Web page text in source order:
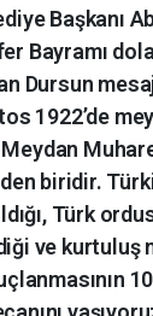
Başkanı
Bayramı
Dursun
1922’de
Meydan
biridir.
Türk
ve kurtuluş